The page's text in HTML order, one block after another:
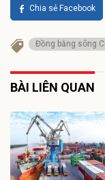
Chia sẻ Facebook
Đồng bằng sông
BÀI LIÊN QUAN